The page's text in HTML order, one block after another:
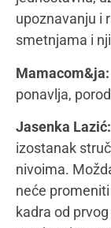
dalje ne
su
pronalaženju
najviše gubi
senzorne
Jasenka
je baziran na
dete prima
sredine, kako